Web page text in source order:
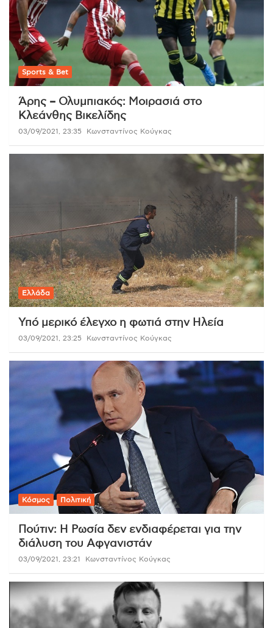
Sports & Bet
Άρης – Ολυμπιακός: Μοιρασιά στο
Κλεάνθης Βικελίδης
03/09/2021, 23:35 Κωνσταντίνος Κούγκας
Ελλάδα
Υπό μερικό έλεγχο η φωτιά στην Ηλεία
03/09/2021, 23:25 Κωνσταντίνος Κούγκας
Κόσμος Πολιτική
Πούτιν: Η Ρωσία δεν ενδιαφέρεται για την
διάλυση του Αφγανιστάν
03/09/2021, 23:21 Κωνσταντίνος Κούγκας